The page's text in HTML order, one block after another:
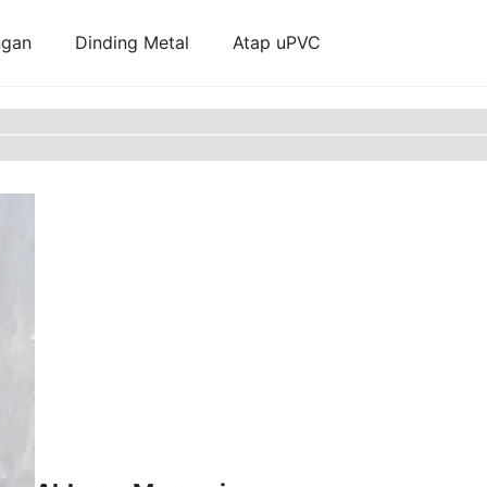
Dinding Metal Atap uPVC